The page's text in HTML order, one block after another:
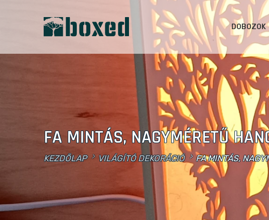
DOBOZOK
FA MINTÁS, NAGYMÉRETŰ
KEZDŐLAP VILÁGÍTÓ DEKORÁCIÓ FA MINTÁS,